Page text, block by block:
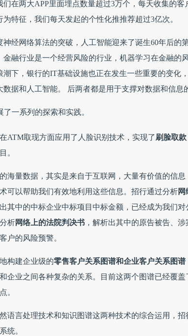
们在两大APP里面埋点数量超过3万个，每天收集的
特征，我们每天发起的个性化推推荐超过3亿次。
神经网络算法的突破，人工智能迎来了诞生60年后的
金融行业是一个经营风险的行业，机器学习在金融的
潮下，银行的IT基础设施也正在发生一些重要的变化
据和人工智能。 后两者都是用于支撑对数据和信息
一系列的探索和实践。
ATM取现方面应用了人脸识别技术，实现了刷脸取款
。
海量数据，其实是来自于互联网，大量有价值的信
可以帮助我们有效地利用这些信息。招行通过分析
出其中的中标企业中标项目中标金额，已经成为我们
析网络上的法院判决书 ，解析出其中的原告被告、
户的风险预警。
构建企业级的零售客户关系图谱和企业客户关系图谱
企业之间各种复杂的关系。目前这两个图谱已经覆盖
。
语言处理技术和知识图谱这两种技术的综合运用，
统。